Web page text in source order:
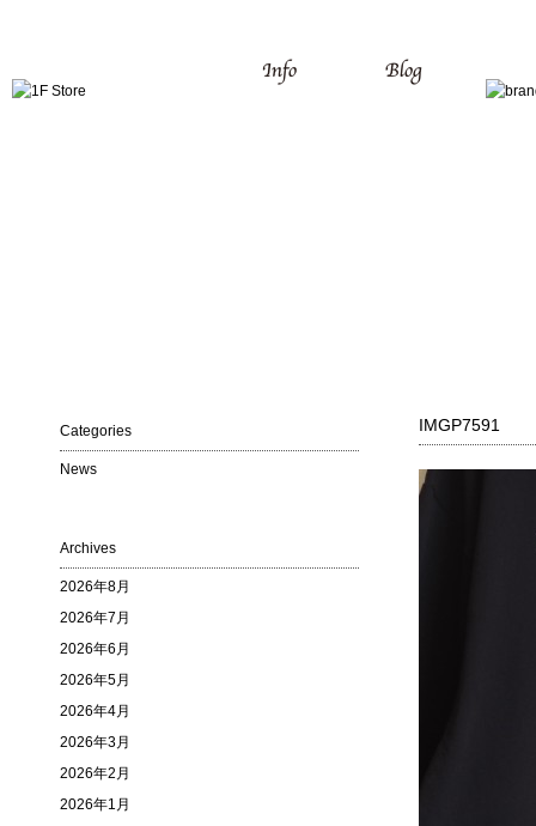
IMGP7591
Categories
News
Archives
2026年8月
2026年7月
2026年6月
2026年5月
2026年4月
2026年3月
2026年2月
2026年1月